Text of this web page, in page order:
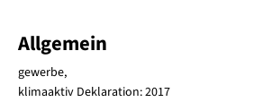
Allgemein
gewerbe,
klimaaktiv Deklaration: 2017